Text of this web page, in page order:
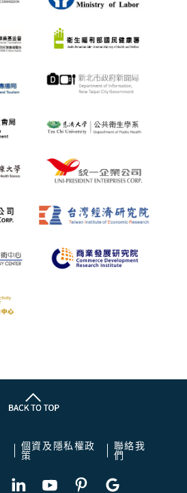
個資及隱私權政
策
聯絡我
們